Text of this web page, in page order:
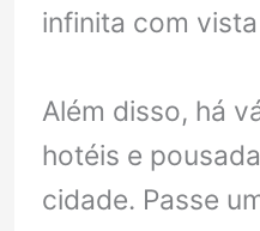
infinita com
Além disso, há
hotéis e
cidade. Passe